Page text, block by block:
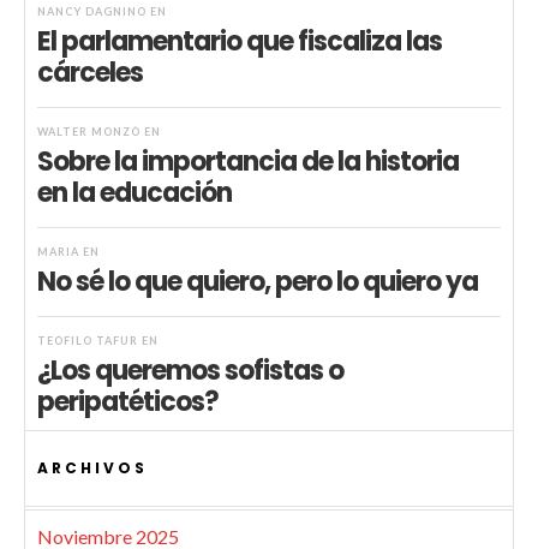
NANCY DAGNINO EN
El parlamentario que fiscaliza las
cárceles
WALTER MONZÓ EN
Sobre la importancia de la historia
en la educación
MARIA EN
No sé lo que quiero, pero lo quiero ya
TEÓFILO TAFUR EN
¿Los queremos sofistas o
peripatéticos?
ARCHIVOS
Noviembre 2025